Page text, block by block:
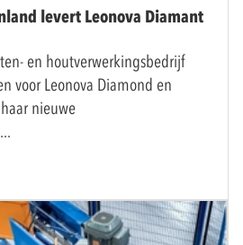
levert Leonova Diamant
en houtverwerkingsbedrijf
voor Leonova Diamond en
nieuwe